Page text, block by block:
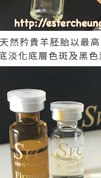
然矜貴羊胚胎以最
淡化底層色斑及黑